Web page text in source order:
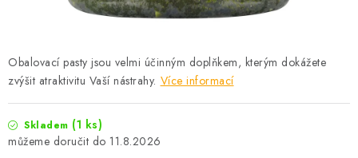
Péče o rybu
Lov s lodí
Obalovací pasty jsou velmi účinným doplňkem, kterým dokážete
zvýšit atraktivitu Vaší nástrahy. Více informací
Skladem (1 ks)
11.8.2026